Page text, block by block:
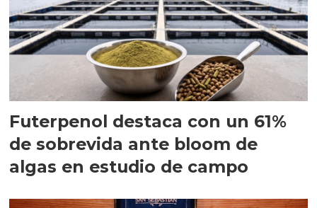
Futerpenol destaca con un 61%
de sobrevida ante bloom de
algas en estudio de campo